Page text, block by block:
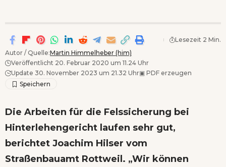
Autor / Quelle:Martin Himmelheber (him)
Veröffentlicht 20. Februar 2020 um 11.24 Uhr
Update 30. November 2023 um 21.32 Uhr▣ PDF erzeugen
Lesezeit 2 Min.
Die Arbeiten für die Felssicherung bei
Hinterlehengericht laufen sehr gut,
berichtet Joachim Hilser vom
Straßenbauamt Rottweil. „Wir können